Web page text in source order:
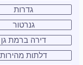
גדרות
גנרטור
דירה ברמת גן
דלתות מהירות